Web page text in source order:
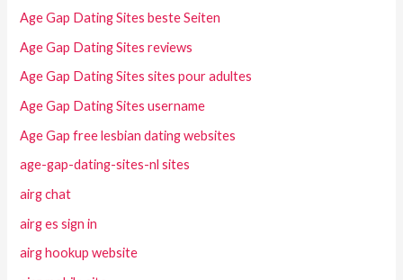
Age Gap Dating Sites beste Seiten
Age Gap Dating Sites reviews
Age Gap Dating Sites sites pour adultes
Age Gap Dating Sites username
Age Gap free lesbian dating websites
age-gap-dating-sites-nl sites
airg chat
airg es sign in
airg hookup website